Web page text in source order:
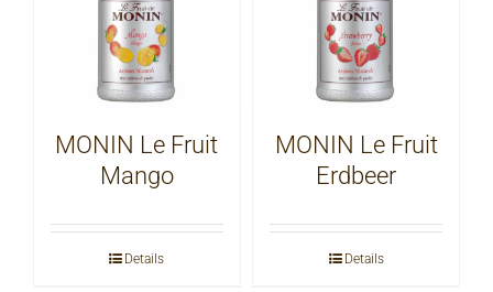
MONIN Le Fruit
Mango
Details
MONIN Le Fruit
Erdbeer
Details